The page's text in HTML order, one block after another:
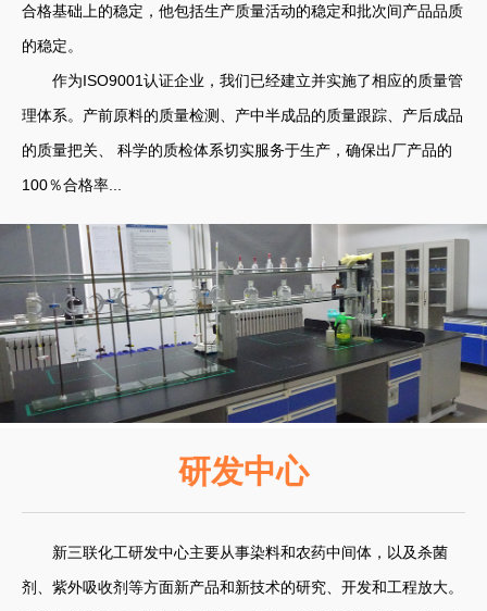
合格基础上的稳定，他包括生产质量活动的稳定和批次间产品品质
的稳定。
作为ISO9001认证企业，我们已经建立并实施了相应的质量管
理体系。产前原料的质量检测、产中半成品的质量跟踪、产后成品
的质量把关、 科学的质检体系切实服务于生产，确保出厂产品的
100％合格率...
研发中心
新三联化工研发中心主要从事染料和农药中间体，以及杀菌
剂、紫外吸收剂等方面新产品和新技术的研究、开发和工程放大。